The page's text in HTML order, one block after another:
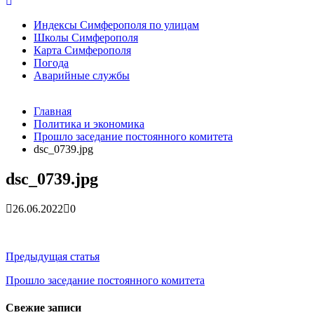
Индексы Симферополя по улицам
Школы Симферополя
Карта Симферополя
Погода
Аварийные службы
После атаки БПЛА на поезд Москва–Симферополь в
Крыму эвакуировали всех пассажиро...08.06.2026
Услуги дератизации в Симферополе и Крыму — цены,
Правительство России выделит Крыму дополнительные
средства на программу социальн...
время...26.02.2026
Главная
Политика и экономика
Прошло заседание постоянного комитета
dsc_0739.jpg
dsc_0739.jpg
26.06.2022 0
Навигация
по
Предыдущая статья
Прошло заседание постоянного комитета
Свежие записи